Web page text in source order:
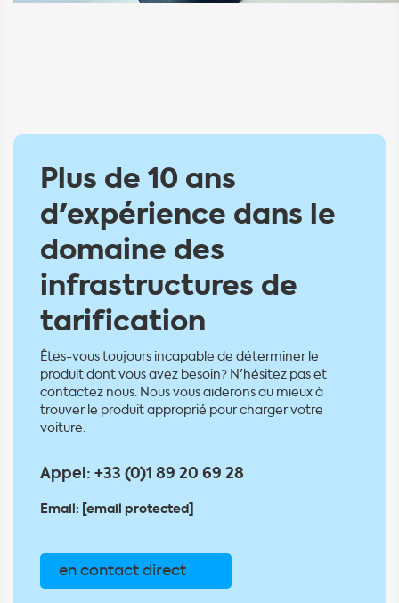
Plus de 10 ans
d'expérience dans le
domaine des
infrastructures de
tarification
Êtes-vous toujours incapable de déterminer le
produit dont vous avez besoin? N'hésitez pas et
contactez nous. Nous vous aiderons au mieux à
trouver le produit approprié pour charger votre
voiture.
Appel: +33 (0)1 89 20 69 28
Email: [email protected]
en contact direct